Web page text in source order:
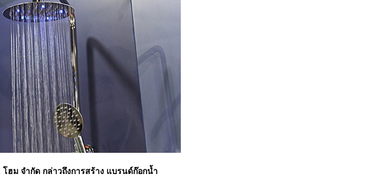
ม จำกัด กล่าวถึงการสร้าง แบรนด์ก๊อกน้ำ